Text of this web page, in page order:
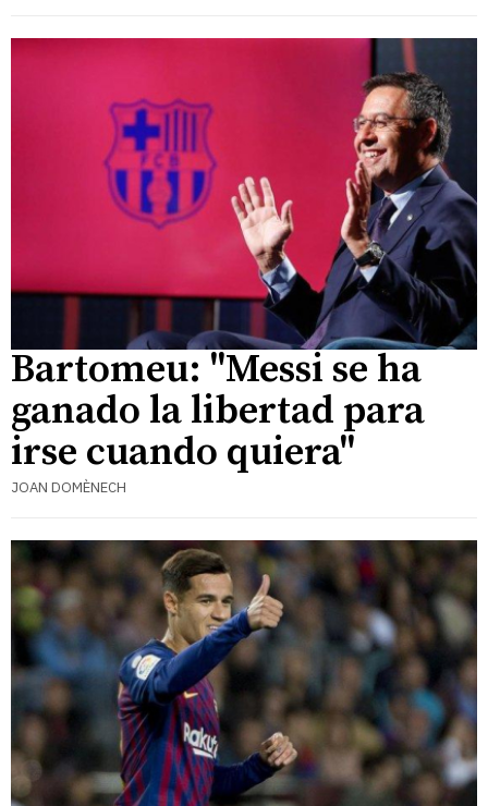
Bartomeu: "Messi se ha
ganado la libertad para
irse cuando quiera"
JOAN DOMÈNECH